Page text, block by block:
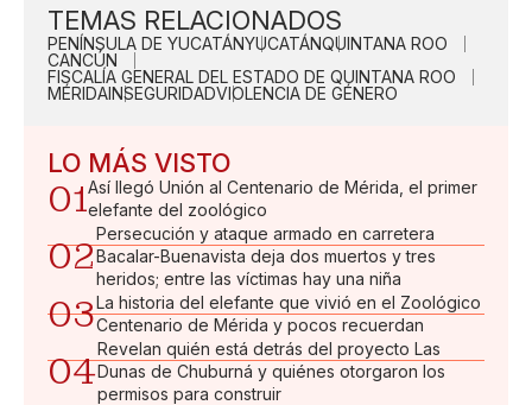
TEMAS RELACIONADOS
PENÍNSULA DE YUCATÁNYUCATÁNQUINTANA ROO
CANCÚN
FISCALÍA GENERAL DEL ESTADO DE QUINTANA ROO
MÉRIDAINSEGURIDADVIOLENCIA DE GÉNERO
LO MÁS VISTO
01Así llegó Unión al Centenario de Mérida, el primer
elefante del zoológico
02
Persecución y ataque armado en carretera
Bacalar-Buenavista deja dos muertos y tres
heridos; entre las víctimas hay una niña
03La historia del elefante que vivió en el Zoológico
Centenario de Mérida y pocos recuerdan
04
Revelan quién está detrás del proyecto Las
Dunas de Chuburná y quiénes otorgaron los
permisos para construir